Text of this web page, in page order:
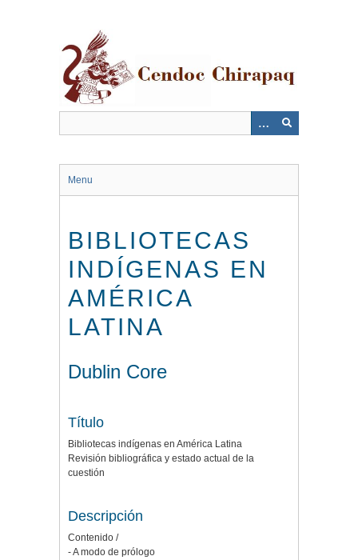
Menu
BIBLIOTECAS
INDÍGENAS EN
AMÉRICA
LATINA
Dublin Core
Título
Bibliotecas indígenas en América Latina
Revisión bibliográfica y estado actual de la
cuestión
Descripción
Contenido /
- A modo de prólogo